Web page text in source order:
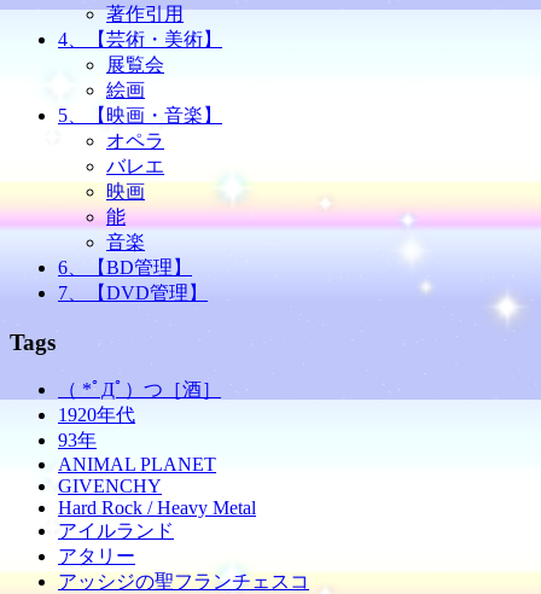
著作引用
4、【芸術・美術】
展覧会
絵画
5、【映画・音楽】
オペラ
バレエ
映画
能
音楽
6、【BD管理】
7、【DVD管理】
Tags
（ *ﾟДﾟ）つ［酒］
1920年代
93年
ANIMAL PLANET
GIVENCHY
Hard Rock / Heavy Metal
アイルランド
アタリー
アッシジの聖フランチェスコ